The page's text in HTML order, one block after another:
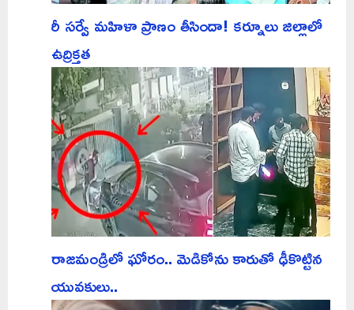
రీ సర్వే మహిళా ప్రాణం తీసిందా! కర్నూలు జిల్లాలో
ఉద్రిక్తత
రాజమండ్రిలో ఘోరం.. మెడికోను కారుతో ఢీకొట్టిన
యువకులు..